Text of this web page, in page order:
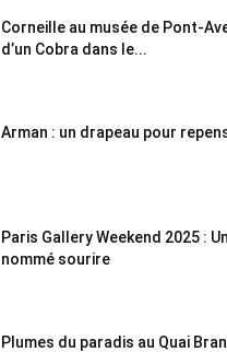
Corneille au musée de Pont-
d’un Cobra dans le...
Arman : un drapeau pour
Paris Gallery Weekend 2025 :
nommé sourire
Plumes du paradis au Quai